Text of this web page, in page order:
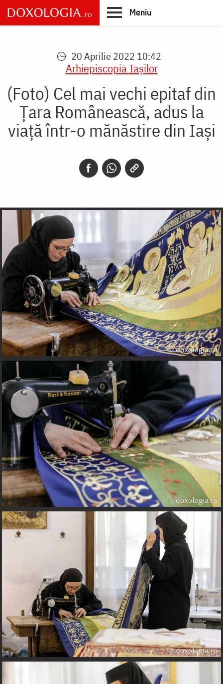
Skip
to
main
Meniu
20 Aprilie 2022 10:42
Arhiepiscopia Iaşilor
(Foto) Cel mai vechi epitaf din
Țara Românească, adus la
viață într-o mănăstire din Iași